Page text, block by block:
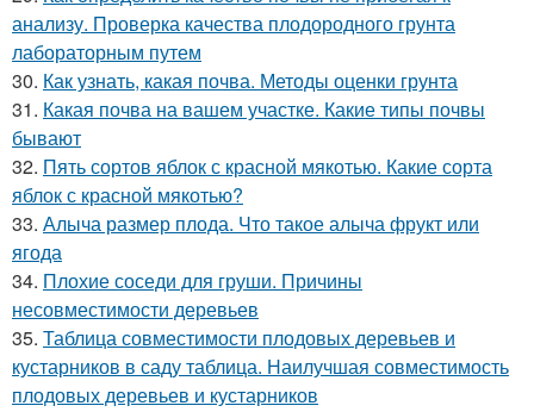
анализу. Проверка качества плодородного грунта
лабораторным путем
30. Как узнать, какая почва. Методы оценки грунта
31. Какая почва на вашем участке. Какие типы почвы
бывают
32. Пять сортов яблок с красной мякотью. Какие сорта
яблок с красной мякотью?
33. Алыча размер плода. Что такое алыча фрукт или
ягода
34. Плохие соседи для груши. Причины
несовместимости деревьев
35. Таблица совместимости плодовых деревьев и
кустарников в саду таблица. Наилучшая совместимость
плодовых деревьев и кустарников